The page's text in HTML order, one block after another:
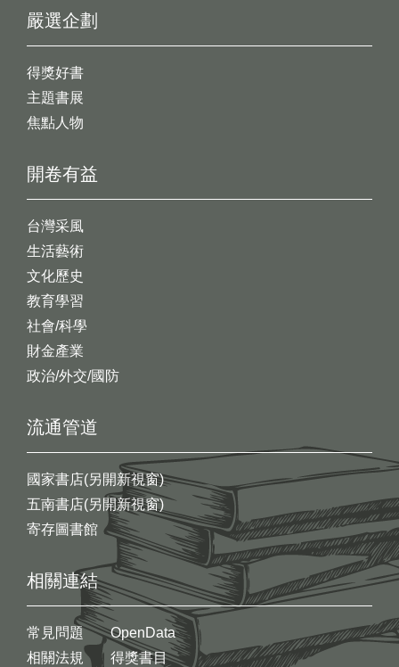
開卷有益
台灣采風
生活藝術
文化歷史
教育學習
社會/科學
財金產業
政治/外交/國防
嚴選企劃
得獎好書
主題書展
焦點人物
流通管道
國家書店(另開新視窗)
五南書店(另開新視窗)
寄存圖書館
相關連結
常見問題
相關法規
OpenData
得獎書目